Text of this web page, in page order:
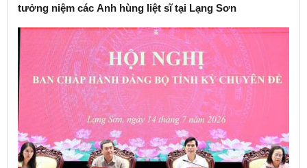
tưởng niệm các Anh hùng liệt sĩ tại Lạng Sơn